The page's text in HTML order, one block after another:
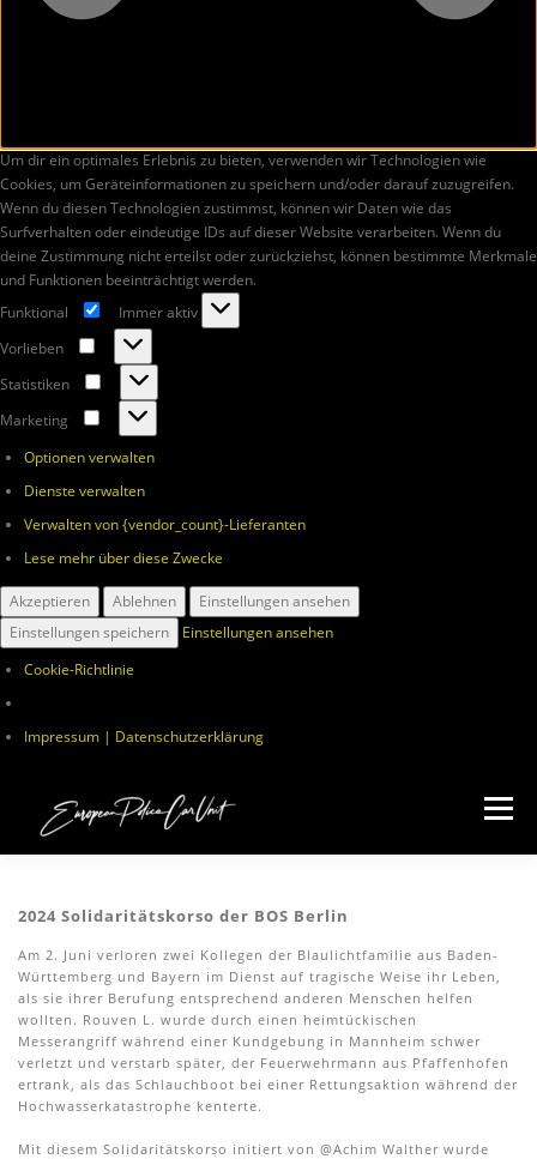
Um dir ein optimales Erlebnis zu bieten, verwenden wir Technologien wie
Cookies, um Geräteinformationen zu speichern und/oder darauf zuzugreifen.
Wenn du diesen Technologien zustimmst, können wir Daten wie das
Surfverhalten oder eindeutige IDs auf dieser Website verarbeiten. Wenn du
deine Zustimmung nicht erteilst oder zurückziehst, können bestimmte Merkmale
und Funktionen beeinträchtigt werden.
Funktional
Funktional
Immer aktiv
Vorlieben
Vorlieben
Statistiken
Statistiken
Marketing
Marketing
Optionen verwalten
Dienste verwalten
Verwalten von {vendor_count}-Lieferanten
Lese mehr über diese Zwecke
Akzeptieren Ablehnen
Einstellungen ansehen
Einstellungen speichern
Einstellungen ansehen
Cookie-Richtlinie
Impressum | Datenschutzerklärung
springen
Menü
IMAGEFILM DOWNLOADS
KONTAKT
2024 Solidaritätskorso der BOS Berlin
Am 2. Juni verloren zwei Kollegen der Blaulichtfamilie aus Baden-
Württemberg und Bayern im Dienst auf tragische Weise ihr Leben,
als sie ihrer Berufung entsprechend anderen Menschen helfen
wollten. Rouven L. wurde durch einen heimtückischen
Messerangriff während einer Kundgebung in Mannheim schwer
verletzt und verstarb später, der Feuerwehrmann aus Pfaffenhofen
ertrank, als das Schlauchboot bei einer Rettungsaktion während der
Hochwasserkatastrophe kenterte.
Mit diesem Solidaritätskorso initiert von @Achim Walther wurde